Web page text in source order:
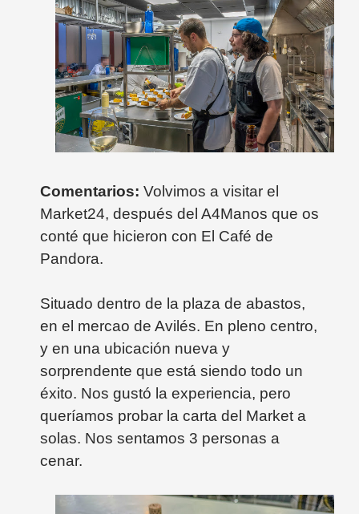
Comentarios: Volvimos a visitar el
Market24, después del A4Manos que os
conté que hicieron con El Café de
Pandora.
Situado dentro de la plaza de abastos,
en el mercao de Avilés. En pleno centro,
y en una ubicación nueva y
sorprendente que está siendo todo un
éxito. Nos gustó la experiencia, pero
queríamos probar la carta del Market a
solas. Nos sentamos 3 personas a
cenar.